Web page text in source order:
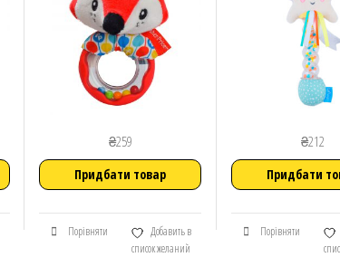
₴259
Придбати товар
Порівняти
Добавить в
список желаний
₴212
Придбати
Порівняти